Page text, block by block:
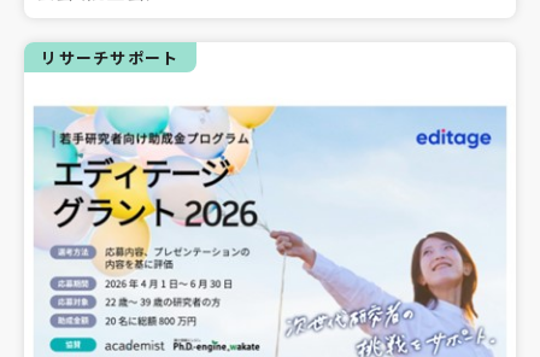
リサーチサポート